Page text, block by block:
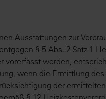
Ausstattungen zur
§ 5 Abs. 2 Satz 1
vorerfasst worden,
wenn die Ermittlung
der